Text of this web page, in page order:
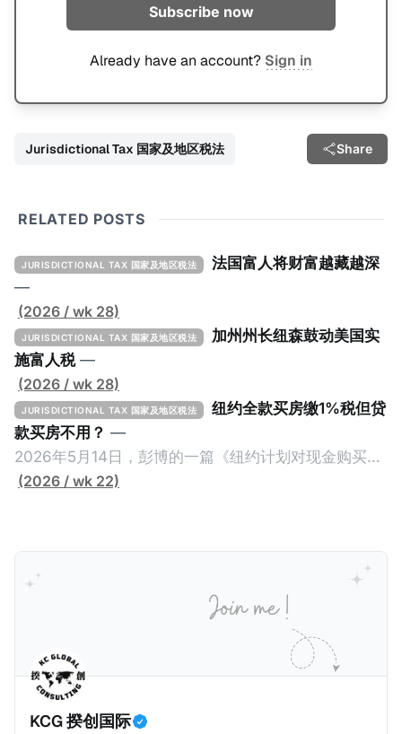
Subscribe now
Already have an account? Sign in
Jurisdictional Tax 国家及地区税法 Share
RELATED POSTS
JURISDICTIONAL TAX 国家及地区税法
法国富人将财富越藏越深
—
(2026 / wk 28)
JURISDICTIONAL TAX 国家及地区税法
加州州长纽森鼓动美国实
施富人税 —
(2026 / wk 28)
JURISDICTIONAL TAX 国家及地区税法
纽约全款买房缴1%税但贷
款买房不用？ —
2026年5月14日，彭博的一篇《纽约计划对现金购买的
100万美元以上房产征税》（New York Plans Tax on
元且全款购房征收新税，而且未来扩展至纽约州所有售
价超过100万美元的现金购房，包括郊区和北部地区的
房产。新税将为购房价格的1%，由买方支付。纽约市的
这项税收预计就能筹集1.6亿美元，用于填补该市的预算
缺口。 根据非营利组织纽约市社区中心汇编的数据，
2025年上半年纽约市近1.8万笔交易中，全款交易占了
60%以上。报告发现，在曼哈顿，2025年1月至6月期
间，超过300万美元的房产交易中，90%都是全款交易
(2026 / wk 22)
KCG 揆创国际